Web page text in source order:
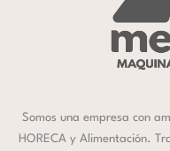
Somos una empresa con
HORECA y Alimentación.